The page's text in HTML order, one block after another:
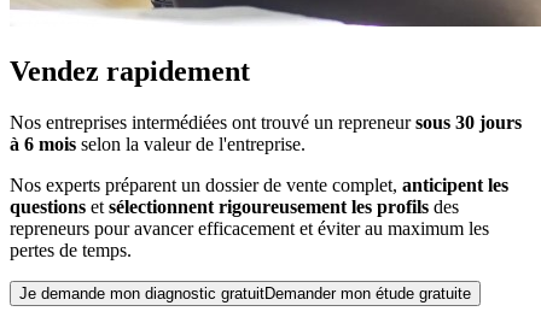
Vendez rapidement
Nos entreprises intermédiées ont trouvé un repreneursous 30 jours
à 6 mois selon la valeur de l'entreprise.
Nos experts préparent un dossier de vente complet, anticipent les
questions et sélectionnent rigoureusement les profils des
repreneurs pour avancer efficacement et éviter au maximum les
pertes de temps.
Je demande mon diagnostic gratuitDemander mon étude gratuite